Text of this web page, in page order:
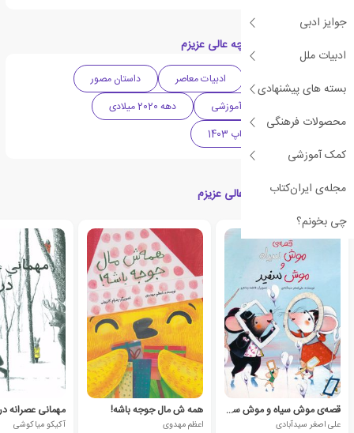
جوایز ادبی
ادبیات ملل
بسته های پیشنهادی
محصولات فرهنگی
کمک آموزشی
مجله‌ی ایران‌کتاب
چی بخونم؟
دسته بندی های کتاب چه عالی عزیزم
ادبیات معاصر
داستان مصور
آموزشی
دهه 2020 میلادی
پرفروش ترین های چاپ 1403
کتاب های مرتبط با چه عالی عزیزم
قصه‌ی موش سیاه و موش سفید
علی اصغر سیدآبادی
همه ش مال جوجه باشه!
اعظم مهدوی
مهمانی عصرانه
آکیکو میاکوشی